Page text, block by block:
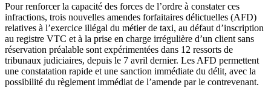
Pour renforcer la capacité des forces de l’ordre à constater ces
infractions, trois nouvelles amendes forfaitaires délictuelles (AFD)
relatives à l’exercice illégal du métier de taxi, au défaut d’inscription
au registre VTC et à la prise en charge irrégulière d’un client sans
réservation préalable sont expérimentées dans 12 ressorts de
tribunaux judiciaires, depuis le 7 avril dernier. Les AFD permettent
une constatation rapide et une sanction immédiate du délit, avec la
possibilité du règlement immédiat de l’amende par le contrevenant.